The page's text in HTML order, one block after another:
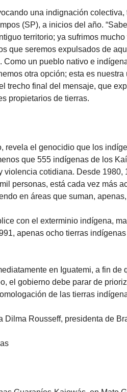
una indignación colectiva,
(SP), a inicios del año.
territorio; ya sufrimos
que seremos expulsados de
un pueblo nativo e
otra opción; esta es nuestra
trecho final del mensaje, que
propietarios de tierras.
revela el genocidio que los
que 555 indígenas de los
cotidiana. Desde 1980,
personas, está cada vez más
en áreas que suman,
con el exterminio indígena,
apenas ocho tierras
en Iguatemi, a fin de
el gobierno debe parar de
de las tierras
Dilma Rousseff, presidenta de